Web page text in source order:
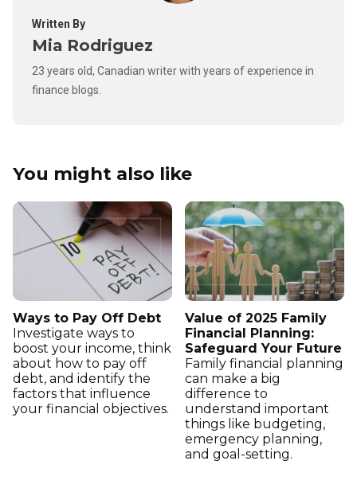
Written By
Mia Rodriguez
23 years old, Canadian writer with years of experience in
finance blogs.
You might also like
Ways to Pay Off Debt
Investigate ways to
boost your income, think
about how to pay off
debt, and identify the
factors that influence
your financial objectives.
Value of 2025 Family
Financial Planning:
Safeguard Your Future
Family financial planning
can make a big
difference to
understand important
things like budgeting,
emergency planning,
and goal-setting.